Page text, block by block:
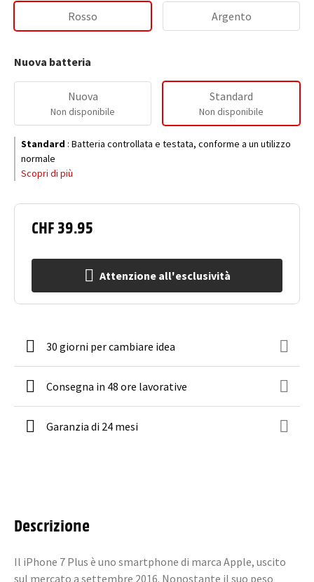
CHF 39.95
Attenzione all'esclusività
Rosso Argento
Nuova batteria
Nuova
Non disponibile
Standard
Non disponibile
Standard : Batteria controllata e testata, conforme a un utilizzo
normale
Scopri di più
30 giorni per cambiare idea
Consegna in 48 ore lavorative
Garanzia di 24 mesi
Descrizione
Il iPhone 7 Plus è uno smartphone di marca Apple, uscito
sul mercato a settembre 2016. Nonostante il suo peso